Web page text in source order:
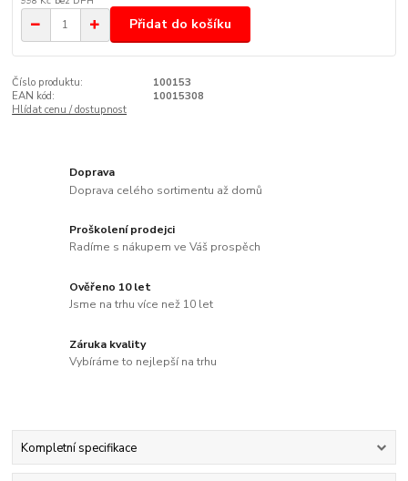
Přidat do košíku
Číslo produktu:
100153
EAN kód:
10015308
Hlídat cenu / dostupnost
Doprava
Doprava celého sortimentu až domů
Proškolení prodejci
Radíme s nákupem ve Váš prospěch
Ověřeno 10 let
Jsme na trhu více než 10 let
Záruka kvality
Vybíráme to nejlepší na trhu
Kompletní specifikace